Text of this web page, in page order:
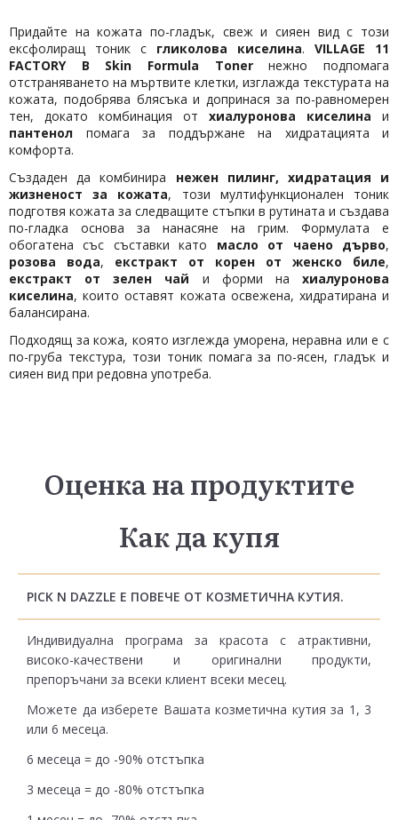
Придайте на кожата по-гладък, свеж и сияен вид с този
ексфолиращ тоник с гликолова киселина. VILLAGE 11
FACTORY B Skin Formula Tonerнежно подпомага
отстраняването на мъртвите клетки, изглажда текстурата на
кожата, подобрява блясъка и допринася за по-равномерен
тен, докато комбинация от хиалуронова киселина и
пантенол помага за поддържане на хидратацията и
комфорта.
Създаден да комбинира нежен пилинг, хидратация и
жизненост за кожата, този мултифункционален тоник
подготвя кожата за следващите стъпки в рутината и създава
по-гладка основа за нанасяне на грим. Формулата е
обогатена със съставки като масло от чаено дърво,
розова вода, екстракт от корен от женско биле,
екстракт от зелен чай и форми нахиалуронова
киселина, които оставят кожата освежена, хидратирана и
балансирана.
Подходящ за кожа, която изглежда уморена, неравна или е с
по-груба текстура, този тоник помага за по-ясен, гладък и
сияен вид при редовна употреба.
Оценка на продуктите
Как да купя
PICK N DAZZLE Е ПОВЕЧЕ ОТ КОЗМЕТИЧНА КУТИЯ.
Индивидуална програма за красота с атрактивни,
високо-качествени и оригинални продукти,
препоръчани за всеки клиент всеки месец.
Можете да изберете Вашата козметична кутия за 1, 3
или 6 месеца.
6 месеца = до -90% отстъпка
3 месеца = до -80% отстъпка